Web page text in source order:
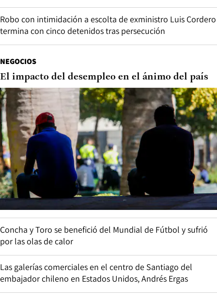
Robo con intimidación a escolta de exministro Luis Cordero
termina con cinco detenidos tras persecución
NEGOCIOS
El impacto del desempleo en el ánimo del país
Concha y Toro se benefició del Mundial de Fútbol y sufrió
por las olas de calor
Las galerías comerciales en el centro de Santiago del
embajador chileno en Estados Unidos, Andrés Ergas